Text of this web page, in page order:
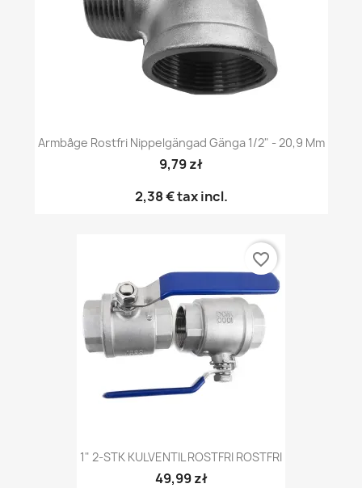
Armbåge Rostfri Nippelgängad Gänga 1/2" - 20,9 Mm
9,79 zł
2,38 €tax incl.
1" 2-STK KULVENTIL ROSTFRI ROSTFRI
49,99 zł
favorite_border